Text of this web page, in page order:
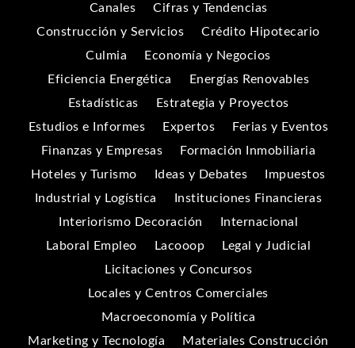
Canales
Cifras y Tendencias
Construcción y Servicios
Crédito Hipotecario
Culmia
Economía y Negocios
Eficiencia Energética
Energías Renovables
Estadísticas
Estrategia y Proyectos
Estudios e Informes
Expertos
Ferias y Eventos
Finanzas y Empresas
Formación Inmobiliaria
Hoteles y Turismo
Ideas y Debates
Impuestos
Industrial y Logística
Instituciones Financieras
Interiorismo Decoración
Internacional
Laboral Empleo
Lacooop
Legal y Judicial
Licitaciones y Concursos
Locales y Centros Comerciales
Macroeconomía y Política
Marketing y Tecnología
Materiales Construcción